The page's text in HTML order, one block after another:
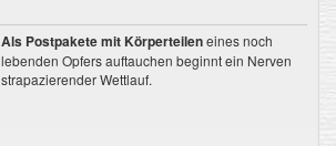
Als Postpakete mit Körperteileneines noch
lebenden Opfers auftauchen beginnt ein Nerven
strapazierender Wettlauf.